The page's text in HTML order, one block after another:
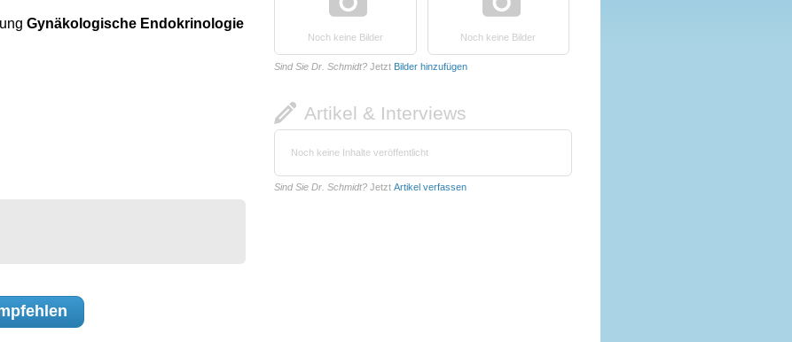
Gynäkologische Endokrinologie
Noch keine Bilder Noch keine Bilder
Sind Sie Dr. Schmidt? Jetzt Bilder hinzufügen
Artikel & Interviews
Noch keine Inhalte veröffentlicht
Sind Sie Dr. Schmidt? Jetzt Artikel verfassen